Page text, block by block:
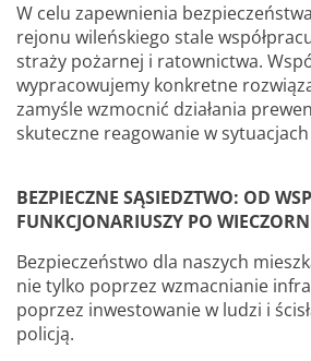
W celu zapewnienia
rejonu wileńskiego stale
straży pożarnej i ratownictwa.
wypracowujemy konkretne
zamyśle wzmocnić działania
skuteczne reagowanie w
BEZPIECZNE SĄSIEDZTWO: OD
FUNKCJONARIUSZY PO
Bezpieczeństwo dla naszych
nie tylko poprzez wzmacnianie
poprzez inwestowanie w ludzi i
policją.